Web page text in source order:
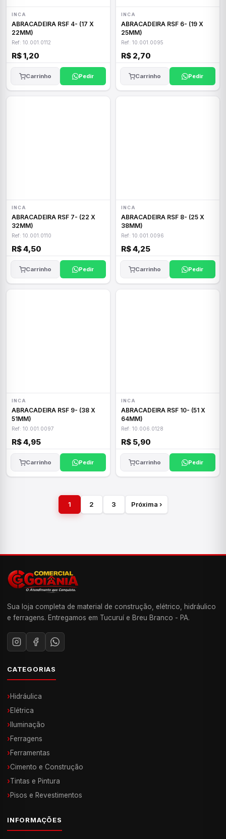
INCA
ABRACADEIRA RSF 4- (17 X
22MM)
Ref: 10.001.0112
R$ 1,20
Carrinho Pedir
INCA
ABRACADEIRA RSF 6- (19 X
25MM)
Ref: 10.001.0095
R$ 2,70
Carrinho Pedir
INCA
ABRACADEIRA RSF 7- (22 X
32MM)
Ref: 10.001.0110
R$ 4,50
Carrinho Pedir
INCA
ABRACADEIRA RSF 8- (25 X
38MM)
Ref: 10.001.0096
R$ 4,25
Carrinho Pedir
INCA
ABRACADEIRA RSF 9- (38 X
51MM)
Ref: 10.001.0097
R$ 4,95
Carrinho Pedir
INCA
ABRACADEIRA RSF 10- (51 X
64MM)
Ref: 10.006.0128
R$ 5,90
Carrinho Pedir
1 2 3 Próxima ›
Sua loja completa de material de construção, elétrico, hidráulico
e ferragens. Entregamos em Tucuruí e Breu Branco - PA.
CATEGORIAS
›Hidráulica
›Elétrica
› Iluminação
›Ferragens
›Ferramentas
›Cimento e Construção
›Tintas e Pintura
›Pisos e Revestimentos
INFORMAÇÕES